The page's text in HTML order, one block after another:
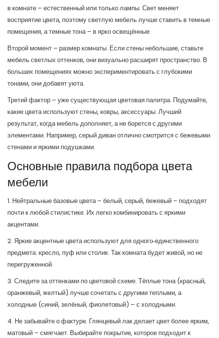
в комнате – естественный или только лампы. Свет меняет
восприятие цвета, поэтому светлую мебель лучше ставить в темные
помещения, а темные тона – в ярко освещённые.
Второй момент – размер комнаты. Если стены небольшие, ставьте
мебель светлых оттенков, они визуально расширят пространство. В
больших помещениях можно экспериментировать с глубокими
тонами, они добавят уюта.
Третий фактор – уже существующая цветовая палитра. Подумайте,
какие цвета используют стены, ковры, аксессуары. Лучший
результат, когда мебель дополняет, а не борется с другими
элементами. Например, серый диван отлично смотрится с бежевыми
стенами и яркими подушками.
Основные правила подбора цвета
мебели
1. Нейтральные базовые цвета – белый, серый, бежевый – подходят
почти к любой стилистике. Их легко комбинировать с яркими
акцентами.
2. Яркие акцентные цвета используют для одного‑единственного
предмета: кресло, пуф или столик. Так комната будет живой, но не
перегруженной.
3. Следите за оттенками по цветовой схеме. Тёплые тона (красный,
оранжевый, желтый) лучше сочетать с другими теплыми, а
холодные (синий, зелёный, фиолетовый) – с холодными.
4. Не забывайте о фактуре. Глянцевый лак делает цвет более ярким,
матовый – смягчает. Выбирайте покрытие, которое подходит к